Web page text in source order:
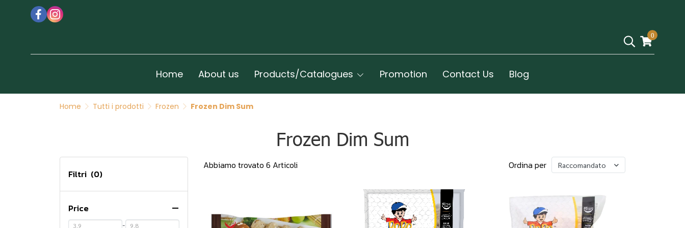
0
Home About us Products/Catalogues Promotion Contact Us Blog
Home Tutti i prodotti Frozen Frozen Dim Sum
Frozen Dim Sum
Filtri (0)
Price
-
Abbiamo trovato 6 Articoli Ordina per Raccomandato